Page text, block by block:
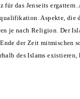
für das Jenseits
Aspekte, die
je nach Religion. Der
der Zeit mitmischen
des Islams existieren,